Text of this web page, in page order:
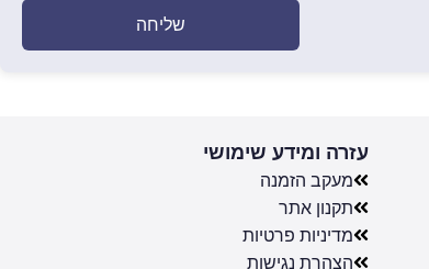
שליחה
עזרה ומידע שימושי
מעקב הזמנה
תקנון אתר
מדיניות פרטיות
הצהרת נגישות